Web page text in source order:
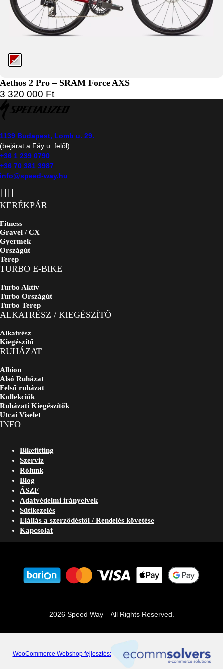
Aethos 2 Pro – SRAM Force AXS
3 320 000 Ft
1139 Budapest, Lomb u. 29.
(bejárat a Fáy u. felől)
+36 1 239 0790
+36 70 381 3987
info@speed-way.hu
KERÉKPÁR
Fitness
Gravel / CX
Gyermek
Országút
Terep
TURBO E-BIKE
Turbo Aktív
Turbo Országút
Turbo Terep
ALKATRÉSZ / KIEGÉSZÍTŐ
Alkatrész
Kiegészítő
RUHÁZAT
Albion
Alsó Ruházat
Felső ruházat
Kollekciók
Ruházati Kiegészítők
Utcai Viselet
INFO
Bikefitting
Szerviz
Rólunk
Blog
ÁSZF
Adatvédelmi irányelvek
Sütikezelés
Elállás a szerződéstől / Rendelés követése
Kapcsolat
2026 Speed Way – All Rights Reserved.
WooCommerce Webshop fejlesztés: